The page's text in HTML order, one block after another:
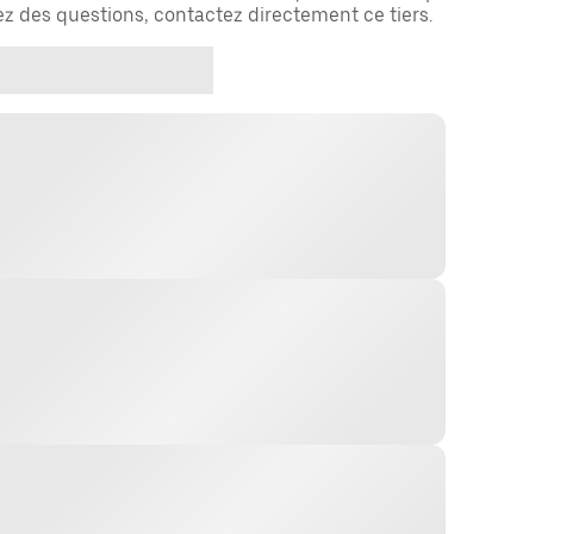
des questions, contactez directement ce tiers.